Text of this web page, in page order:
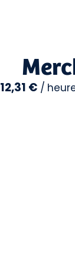
12,31 € /